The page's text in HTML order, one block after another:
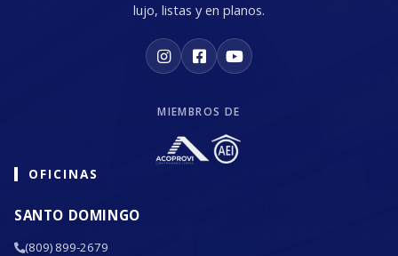
lujo, listas y en planos.
MIEMBROS DE
OFICINAS
SANTO DOMINGO
(809) 899-2679